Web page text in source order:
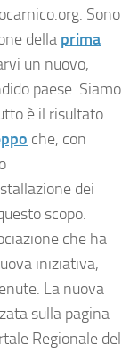
Sono
della prima
un nuovo,
paese. Siamo
è il risultato
che, con
dei
scopo.
che ha
iniziativa,
La nuova
sulla pagina
Regionale del